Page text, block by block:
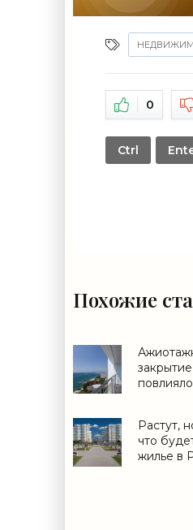
0
Ctrl
Похожие
Растут,
что
жилье в